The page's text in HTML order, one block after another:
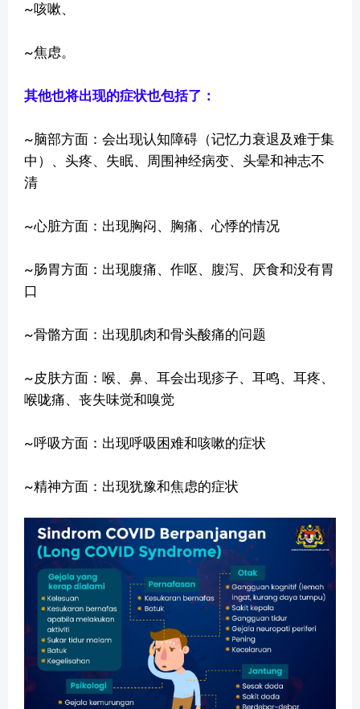
~咳嗽、
~焦虑。
其他也将出现的症状也包括了：
~脑部方面：会出现认知障碍（记忆力衰退及难于集
中）、头疼、失眠、周围神经病变、头晕和神志不
清
~心脏方面：出现胸闷、胸痛、心悸的情况
~肠胃方面：出现腹痛、作呕、腹泻、厌食和没有胃
口
~骨骼方面：出现肌肉和骨头酸痛的问题
~皮肤方面：喉、鼻、耳会出现疹子、耳鸣、耳疼、
喉咙痛、丧失味觉和嗅觉
~呼吸方面：出现呼吸困难和咳嗽的症状
~精神方面：出现犹豫和焦虑的症状